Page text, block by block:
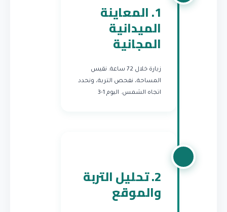
1. المعاينة
الميدانية
المجانية
زيارة خلال 72 ساعة. نقيس
المساحة، نفحص التربة، ونحدد
اتجاه الشمس. اليوم 1-3
2. تحليل التربة
والموقع